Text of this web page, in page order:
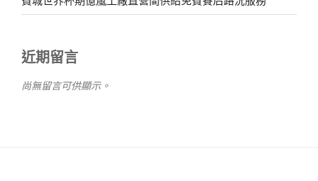
近期留言
尚無留言可供顯示。